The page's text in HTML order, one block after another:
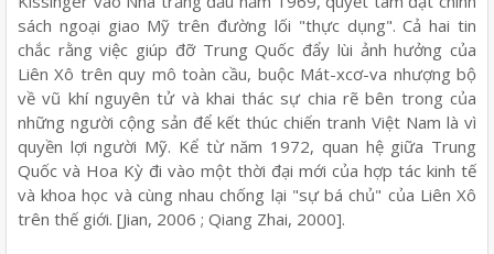
sách ngoại giao Mỹ trên đường lối "thực dụng". Cả hai tin
chắc rằng việc giúp đỡ Trung Quốc đẩy lùi ảnh hưởng của
Liên Xô trên quy mô toàn cầu, buộc Mát-xcơ-va nhượng bộ
về vũ khí nguyên tử và khai thác sự chia rẽ bên trong của
những người cộng sản để kết thúc chiến tranh Việt Nam là vì
quyền lợi người Mỹ. Kể từ năm 1972, quan hệ giữa Trung
Quốc và Hoa Kỳ đi vào một thời đại mới của hợp tác kinh tế
và khoa học và cùng nhau chống lại "sự bá chủ" của Liên Xô
trên thế giới. [Jian, 2006 ; Qiang Zhai, 2000].